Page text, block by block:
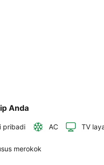
Anda
pribadi AC TV
merokok